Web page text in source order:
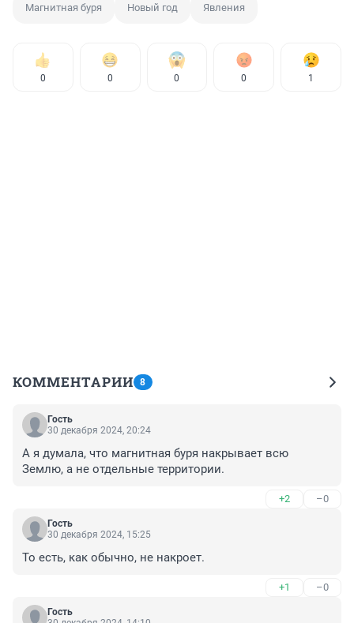
Магнитная буря Новый год Явления
0 0 0 0 1
КОММЕНТАРИИ 8
Гость
30 декабря 2024, 20:24
А я думала, что магнитная буря накрывает всю
Землю, а не отдельные территории.
+2 –0
Гость
30 декабря 2024, 15:25
То есть, как обычно, не накроет.
+1 –0
Гость